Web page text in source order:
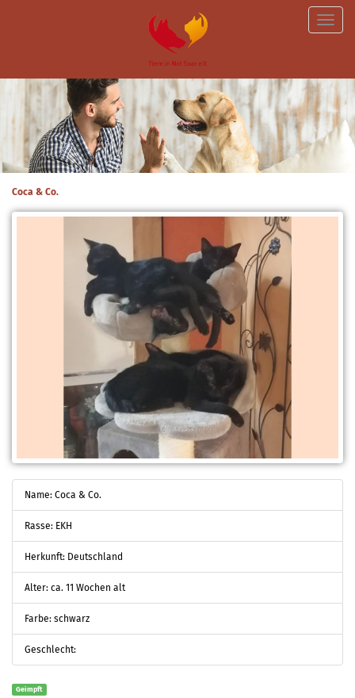
Toggle
Coca & Co.
Name: Coca & Co.
Rasse: EKH
Herkunft: Deutschland
Alter: ca. 11 Wochen alt
Farbe: schwarz
Geschlecht:
Geimpft